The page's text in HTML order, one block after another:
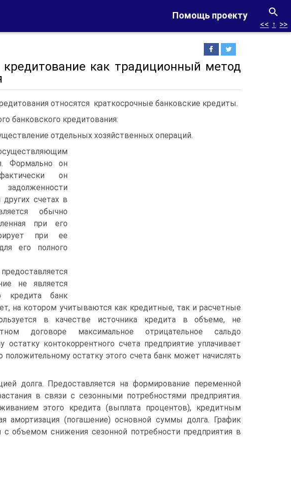
Помощь проекту
<< ↑ >>
кредитование как традиционный метод
относятся краткосрочные банковские кредиты.
банковского кредитования:
отдельных хозяйственных операций.
Формально он
он
счетах в
обычно
при его
при ее
его полного
не является
кредита банк
на котором учитываются как кредитные, так и расчетные
в качестве источника кредита в объеме, не
договоре максимальное отрицательное сальдо
контокоррентного счета предприятие уплачивает
остатку этого счета банк может начислять
долга. Предоставляется на формирование переменной
в связи с сезонными потребностями предприятия.
этого кредита (выплата процентов), кредитным
амортизация (погашение) основной суммы долга. График
с объемом снижения сезонной потребности предприятия в